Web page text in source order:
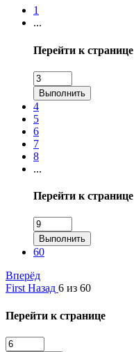
1
...
Перейти к странице
Выполнить
4
5
6
7
8
...
Перейти к странице
Выполнить
60
Вперёд
First Назад 6 из 60
Перейти к странице